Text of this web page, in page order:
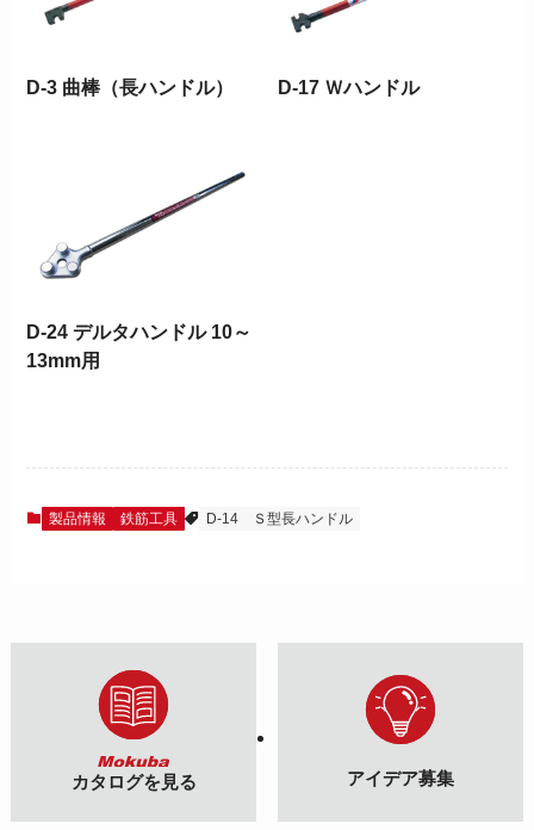
D-3 曲棒（長ハンドル） D-17 Ｗハンドル
D-24 デルタハンドル 10～
13mm用
製品情報 鉄筋工具 D-14 Ｓ型長ハンドル
カタログを見る アイデア募集